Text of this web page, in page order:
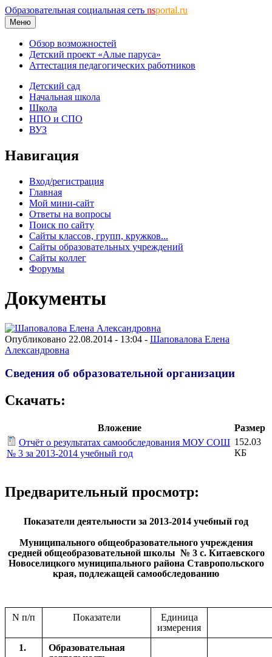
Образовательная социальная сеть nsportal.ru
Меню
Обзор возможностей
Детский проект «Алые паруса»
Аттестация педагогических работников
Детский сад
Начальная школа
Школа
НПО и СПО
ВУЗ
Навигация
Вход/регистрация
Главная
Мой мини-сайт
Ответы на вопросы
Поиск по сайту
Сайты классов, групп, кружков...
Сайты образовательных учреждений
Сайты коллег
Форумы
Документы
Опубликовано 22.08.2014 - 13:04 - Шаповалова Елена
Александровна
Сведения об образовательной организации
Скачать:
Вложение
Размер
Отчёт о результатах самообследования МОУ СОШ
№ 3 за 2013-2014 учебный год
152.03
КБ
Предварительный просмотр:
Показатели деятельности за 2013-2014 учебный год
Муниципального общеобразовательного учреждения
средней общеобразовательной школы № 3 с. Китаевского
Новоселицкого муниципального района Ставропольского
края, подлежащей самообследованию
N п/п Показатели
Единица
измерения
1.
Образовательная